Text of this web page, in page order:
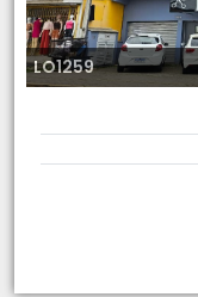
LO1259